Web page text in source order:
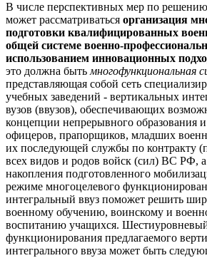
В числе перспективных мер по
может рассматриваться организация
подготовки квалифицированных
общей системе военно-
использованием инновационных
это должна быть многофункциональная
представляющая собой сеть
учебных заведений - вертикальных
вузов (ввузов), обеспечивающих
концепции непрерывного образования
офицеров, прапорщиков, младших
их последующей службы по контракту
всех видов и родов войск (сил) ВС РФ,
накопления подготовленного
режиме многоцелевого
интегральный ввуз поможет решить
военному обучению, воинскому и
воспитанию учащихся.
функционирования предлагаемого
интегрального ввуза может быть